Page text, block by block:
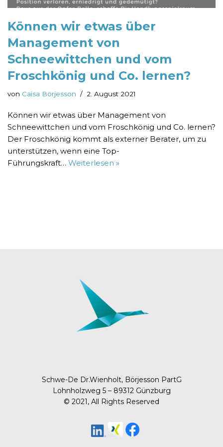
Können wir etwas über
Management von
Schneewittchen und vom
Froschkönig und Co. lernen?
von Caisa Börjesson 2. August 2021
Können wir etwas über Management von
Schneewittchen und vom Froschkönig und Co. lernen?
Der Froschkönig kommt als externer Berater, um zu
unterstützen, wenn eine Top-
Führungskraft… Weiterlesen »
Schwe-De Dr.Wienholt, Börjesson PartG
Lohnholzweg 5 – 89312 Günzburg
© 2021, All Rights Reserved